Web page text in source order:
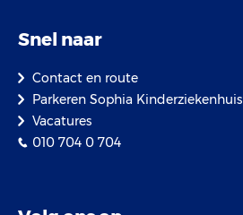
Snel naar
Contact en route
Parkeren Sophia Kinderziekenhuis
Vacatures
010 704 0 704